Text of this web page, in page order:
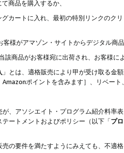
商品を購入するか、
カートに入れ、最初の特別リンクのク
客様がアマゾン・サイトからデジタル
該商品がお客様宛に出荷され、お客様
」とは、適格販売により甲が受け取る金
ポイントを含みます］、リベー
、アソシエイト・プログラム紹介料率
ートメントおよびポリシー（以下「プ
の要件を満たすようにみえても、不適